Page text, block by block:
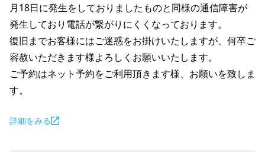
月18日に発生をしておりましたものと同様の通信障害が
発生しており電話が繋がりにくくなっております。
復旧までお客様にはご迷惑をお掛けいたしますが、何卒ご
容赦いただきます様よろしくお願いいたします。
ご予約はネット予約をご利用頂きます様、お願いを致しま
す。
詳細をみる